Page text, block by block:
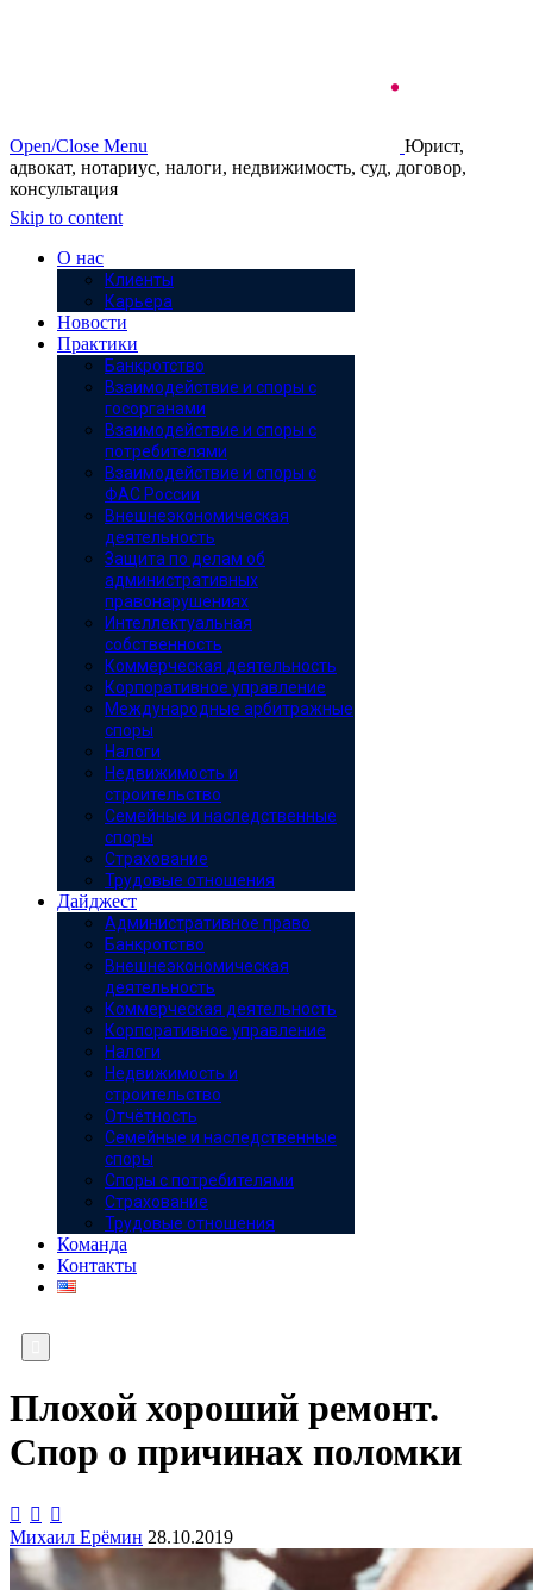
Open/Close Menu
Юрист,
адвокат, нотариус, налоги, недвижимость, суд, договор,
консультация
Skip to content
О нас
Клиенты
Карьера
Новости
Практики
Банкротство
Взаимодействие и споры с
госорганами
Взаимодействие и споры с
потребителями
Взаимодействие и споры с
ФАС России
Внешнеэкономическая
деятельность
Защита по делам об
административных
правонарушениях
Интеллектуальная
собственность
Коммерческая деятельность
Корпоративное управление
Международные арбитражные
споры
Налоги
Недвижимость и
строительство
Семейные и наследственные
споры
Страхование
Трудовые отношения
Дайджест
Административное право
Банкротство
Внешнеэкономическая
деятельность
Коммерческая деятельность
Корпоративное управление
Налоги
Недвижимость и
строительство
Отчётность
Семейные и наследственные
споры
Споры с потребителями
Страхование
Трудовые отношения
Команда
Контакты
Плохой хороший ремонт.
Спор о причинах поломки
 

Михаил Ерёмин 28.10.2019